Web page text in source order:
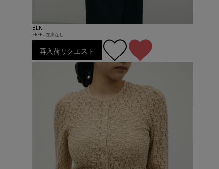
BLK
FREE / 在庫なし
再入荷リクエスト